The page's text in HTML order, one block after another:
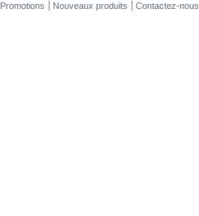
Promotions Nouveaux produits Contactez-nous